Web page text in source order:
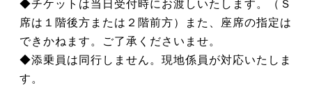
◆チケットは当日受付時にお渡しいたします。（Ｓ
席は１階後方または２階前方）また、座席の指定は
できかねます。ご了承くださいませ。
◆添乗員は同行しません。現地係員が対応いたしま
す。